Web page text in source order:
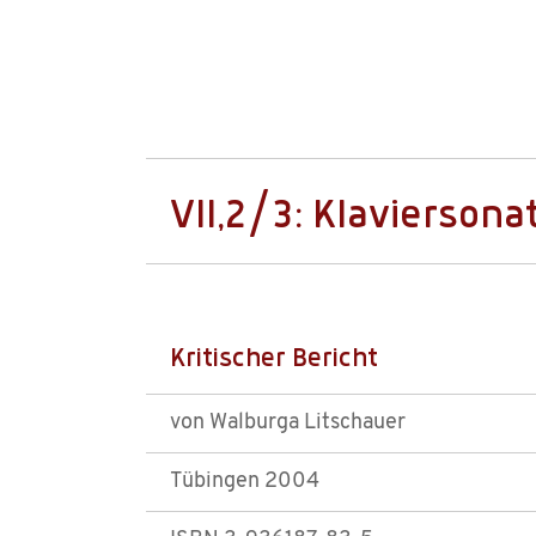
VII,2/3:
Kritischer Bericht
von Walburga Litschauer
Tübingen 2004